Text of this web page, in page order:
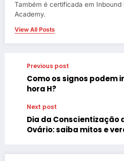
Também é certificada em Inbound
Academy.
View All Posts
Previous post
Como os signos podem
hora H?
Next post
Dia da Conscientização
Ovário: saiba mitos e